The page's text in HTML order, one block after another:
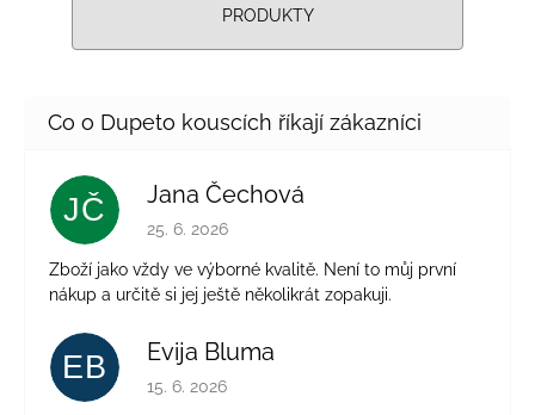
PRODUKTY
JČ Jana Čechová
Hodnocení obchodu je 5 z 5 hvězdiček.
25. 6. 2026
Zboží jako vždy ve výborné kvalitě. Není to můj první
nákup a určitě si jej ještě několikrát zopakuji.
EB Evija Bluma
Hodnocení obchodu je 5 z 5 hvězdiček.
15. 6. 2026